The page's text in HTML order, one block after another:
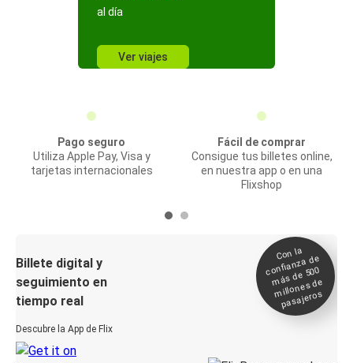
al día
Ver viajes
Pago seguro
Utiliza Apple Pay, Visa y
tarjetas internacionales
Fácil de comprar
Consigue tus billetes online,
en nuestra app o en una
Flixshop
Billete digital y
seguimiento en
tiempo real
Descubre la App de Flix
Con la
confianza de
más de 500
millones de
pasajeros